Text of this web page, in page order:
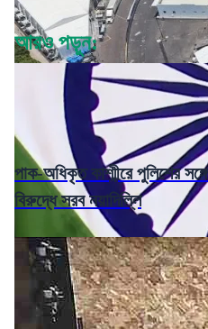
আরও পড়ুন:
পাক-অধিকৃত কাশ্মীরে পুলিশের
বিরুদ্ধে সরব নয়াদিল্লি